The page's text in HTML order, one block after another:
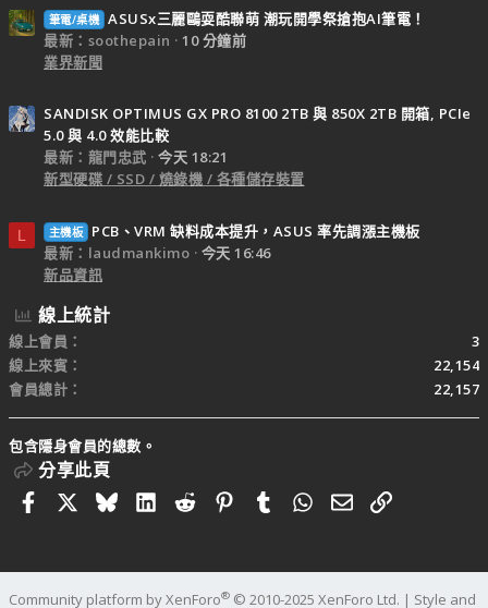
筆電/桌機 ASUSx三麗鷗耍酷聯萌 潮玩開學祭搶抱AI筆電！
最新：soothepain
10 分鐘前
業界新聞
SANDISK OPTIMUS GX PRO 8100 2TB 與 850X 2TB 開箱, PCIe
5.0 與 4.0 效能比較
最新：龍門忠武
今天 18:21
新型硬碟 / SSD / 燒錄機 / 各種儲存裝置
L 主機板
PCB、VRM 缺料成本提升，ASUS 率先調漲主機板
最新：laudmankimo
今天 16:46
新品資訊
線上統計
線上會員
3
線上來賓
22,154
會員總計
22,157
包含隱身會員的總數。
分享此頁
FacebookBlueskyLinkedIn
RedditPinterestTumblrWhatsApp
電子郵件
連結
Community platform by XenForo® © 2010-2025 XenForo Ltd. | Style and